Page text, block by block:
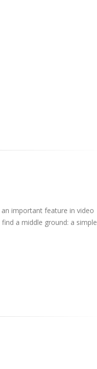
important feature in video
a middle ground: a simple